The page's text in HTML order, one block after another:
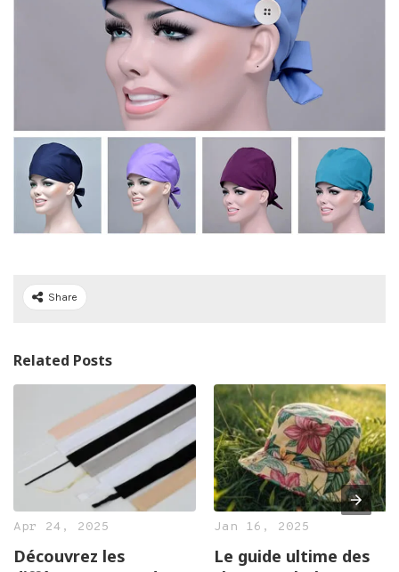
Share
Related Posts
Apr 24, 2025
Découvrez les
Jan 16, 2025
Le guide ultime des